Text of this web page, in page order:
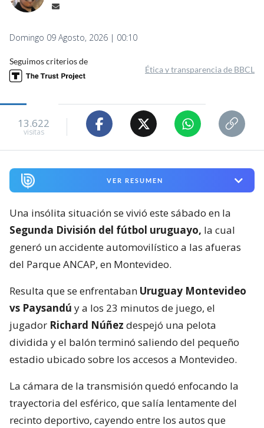
Domingo 09 Agosto, 2026 | 00:10
Seguimos criterios de
Ética y transparencia de BBCL
13.622
visitas
VER RESUMEN
Una insólita situación se vivió este sábado en la
Segunda División del fútbol uruguayo, la cual
generó un accidente automovilístico a las afueras
del Parque ANCAP, en Montevideo.
Resulta que se enfrentaban Uruguay Montevideo
vs Paysandú y a los 23 minutos de juego, el
jugador Richard Núñez despejó una pelota
dividida y el balón terminó saliendo del pequeño
estadio ubicado sobre los accesos a Montevideo.
La cámara de la transmisión quedó enfocando la
trayectoria del esférico, que salía lentamente del
recinto deportivo, cayendo entre los autos que